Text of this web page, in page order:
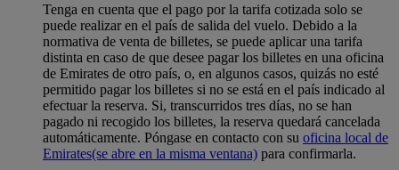
Tenga en cuenta que el pago por la tarifa cotizada solo se
puede realizar en el país de salida del vuelo. Debido a la
normativa de venta de billetes, se puede aplicar una tarifa
distinta en caso de que desee pagar los billetes en una oficina
de Emirates de otro país, o, en algunos casos, quizás no esté
permitido pagar los billetes si no se está en el país indicado al
efectuar la reserva. Si, transcurridos tres días, no se han
pagado ni recogido los billetes, la reserva quedará cancelada
automáticamente. Póngase en contacto con su oficina local de
Emirates(se abre en la misma ventana) para confirmarla.